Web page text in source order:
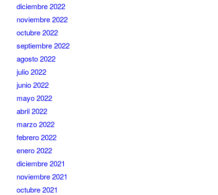
diciembre 2022
noviembre 2022
octubre 2022
septiembre 2022
agosto 2022
julio 2022
junio 2022
mayo 2022
abril 2022
marzo 2022
febrero 2022
enero 2022
diciembre 2021
noviembre 2021
octubre 2021